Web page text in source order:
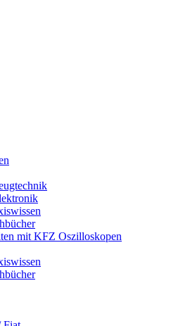
mit KFZ Oszilloskopen